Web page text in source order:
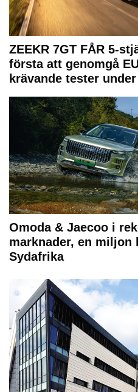
ZEEKR 7GT FÅR 5-
första att genomgå
krävande tester under
Omoda & Jaecoo i
marknader, en
Sydafrika